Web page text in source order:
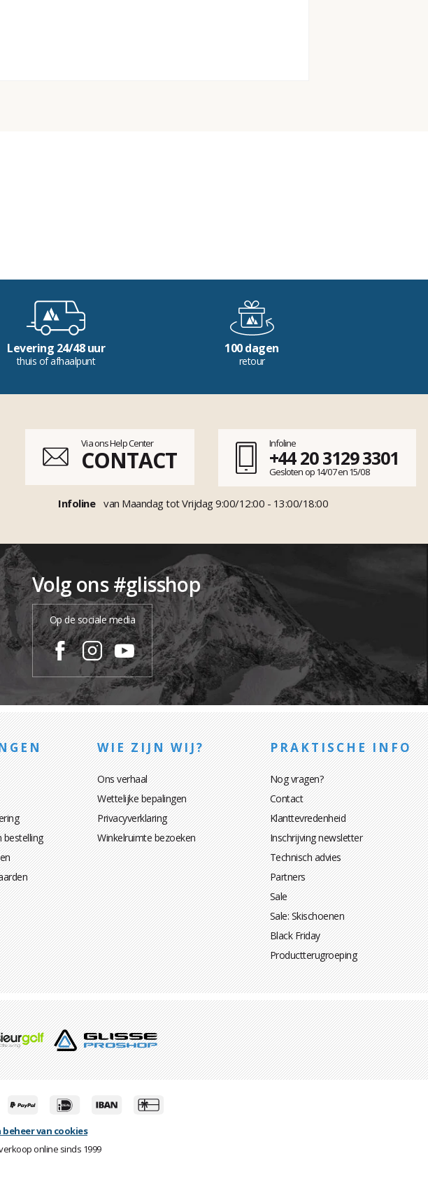
Levering 24/48 uur
thuis of afhaalpunt
100 dagen
retour
Via ons Help Center
CONTACT
Infoline
+44 20 3129 3301
Gesloten op 14/07 en 15/08
Infoline van Maandag tot Vrijdag 9:00/12:00 - 13:00/18:00
Volg ons #glisshop
Op de sociale media
bestelling
WIE ZIJN WIJ?
Ons verhaal
Wettelijke bepalingen
Privacyverklaring
Winkelruimte bezoeken
PRAKTISCHE INFO
Nog vragen?
Contact
Klanttevredenheid
Inschrijving newsletter
Technisch advies
Partners
Sale
Sale: Skischoenen
Black Friday
Productterugroeping
beheer van cookies
online sinds 1999